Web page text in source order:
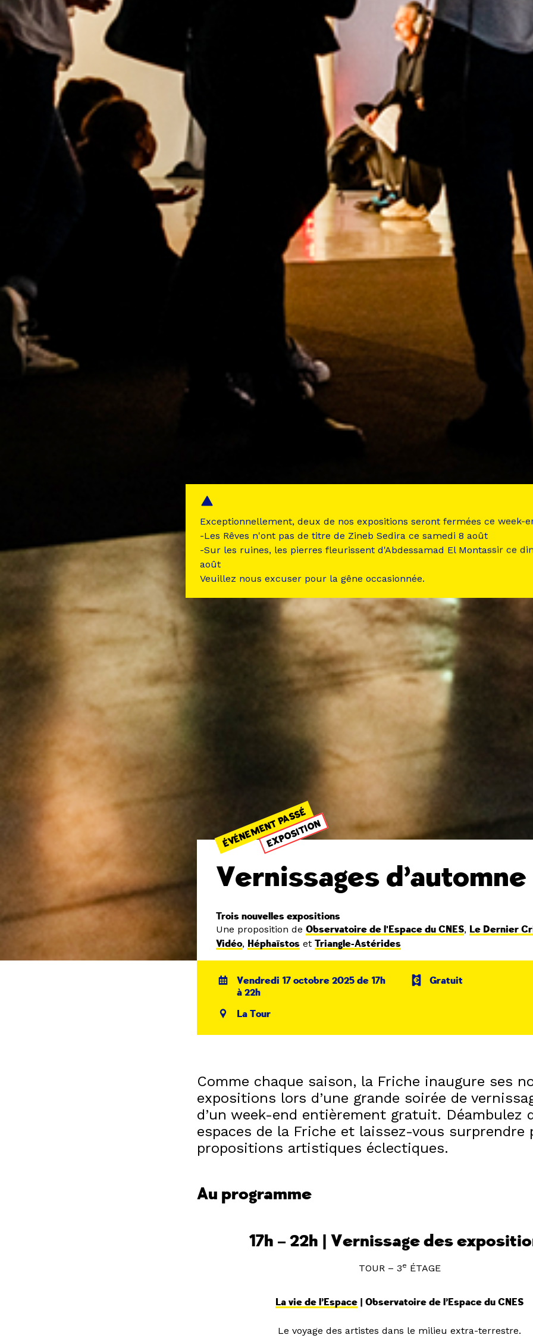
ÉVÉNEMENT PASSÉ
EXPOSITION
Vernissages d’automne
Trois nouvelles expositions
Une proposition deObservatoire de l'Espace du CNES, Le Dernier
Vidéo, Héphaïstos etTriangle-Astérides
Vendredi 17 octobre 2025 de 17h
à 22h
Gratuit
La Tour
Comme chaque saison, la Friche inaugure ses
expositions lors d’une grande soirée de
d’un week-end entièrement gratuit. Déambulez
espaces de la Friche et laissez-vous surprendre
propositions artistiques éclectiques.
Au programme
17h – 22h | Vernissage des
TOUR – 3e ÉTAGE
La vie de l’Espace | Observatoire de l’Espace du CNES
Le voyage des artistes dans le milieu extra-terrestre.
Exceptionnellement, deux de nos expositions seront fermées ce week-
-Les Rêves n'ont pas de titre de Zineb Sedira ce samedi 8 août
-Sur les ruines, les pierres fleurissent d'Abdessamad El Montassir ce
août
Veuillez nous excuser pour la gêne occasionnée.